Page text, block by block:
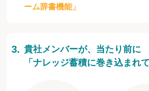
ーム辞書機能」
貴社メンバーが、当たり前に
「ナレッジ蓄積に巻き込まれ